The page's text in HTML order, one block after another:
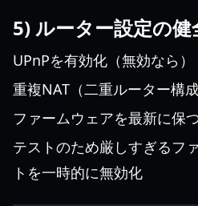
5) ルーター設定の
UPnPを有効化（無効なら）
重複NAT（二重ルーター構
ファームウェアを最新に保
テストのため厳しすぎるフ
トを一時的に無効化